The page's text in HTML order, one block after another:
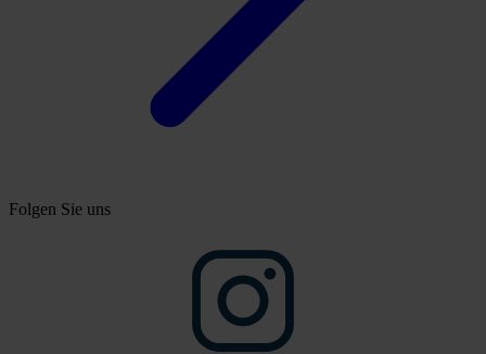
Folgen Sie uns